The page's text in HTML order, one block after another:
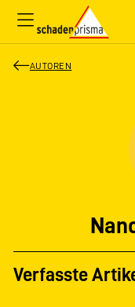
AUTOREN
Verfasste